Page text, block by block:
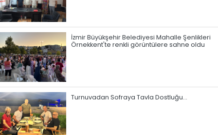
İzmir Büyükşehir Belediyesi Mahalle Şenlikleri
Örnekkent'te renkli görüntülere sahne oldu
Turnuvadan Sofraya Tavla Dostluğu…